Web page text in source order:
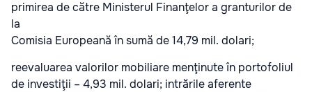
primirea de către Ministerul Finanţelor a granturilor de
la
Comisia Europeană în sumă de 14,79 mil. dolari;
reevaluarea valorilor mobiliare menţinute în portofoliul
de investiţii – 4,93 mil. dolari; intrările aferente